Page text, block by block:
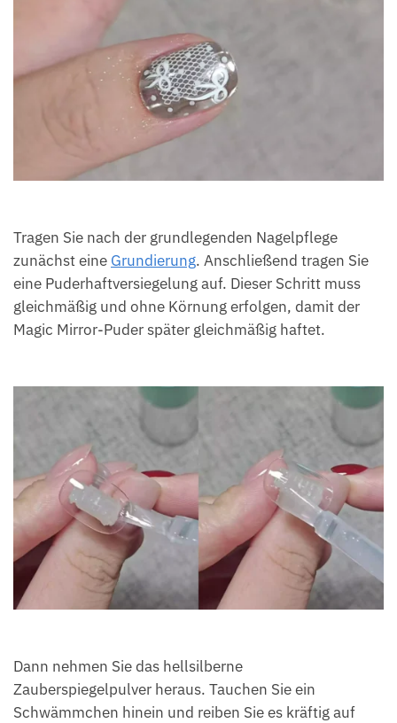
Tragen Sie nach der grundlegenden Nagelpflege
zunächst eine Grundierung. Anschließend tragen Sie
eine Puderhaftversiegelung auf. Dieser Schritt muss
gleichmäßig und ohne Körnung erfolgen, damit der
Magic Mirror-Puder später gleichmäßig haftet.
Dann nehmen Sie das hellsilberne
Zauberspiegelpulver heraus. Tauchen Sie ein
Schwämmchen hinein und reiben Sie es kräftig auf